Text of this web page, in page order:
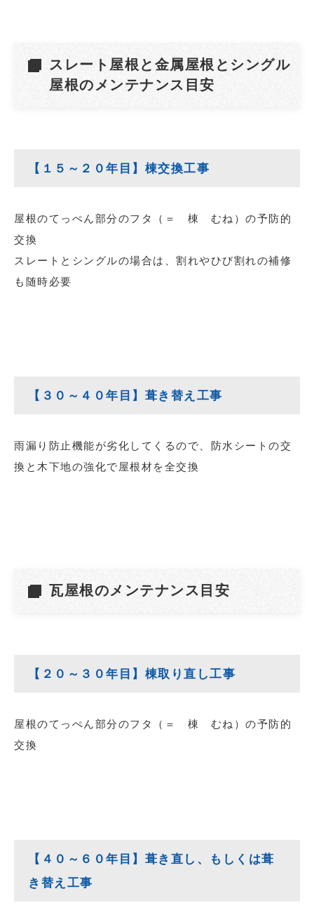
スレート屋根と金属屋根とシングル
屋根のメンテナンス目安
【１５～２０年目】棟交換工事
屋根のてっぺん部分のフタ（＝ 棟 むね）の予防的
交換
スレートとシングルの場合は、割れやひび割れの補修
も随時必要
【３０～４０年目】葺き替え工事
雨漏り防止機能が劣化してくるので、防水シートの交
換と木下地の強化で屋根材を全交換
瓦屋根のメンテナンス目安
【２０～３０年目】棟取り直し工事
屋根のてっぺん部分のフタ（＝ 棟 むね）の予防的
交換
【４０～６０年目】葺き直し、もしくは葺
き替え工事